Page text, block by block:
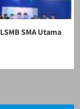
SMA Utama